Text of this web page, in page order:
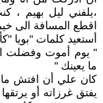
،يلفني ليل بهيم ،
اقطع المسافة الى
أستعيد كلمات
" يوم أموت وفضلت
ما يعينك "
كان علي أن افتش ما
يفتق غرزاته أو